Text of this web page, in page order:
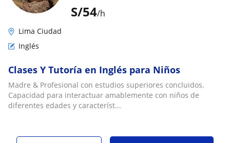
S/54/h
Lima Ciudad
Inglés
Clases Y Tutoría en Inglés para Niños
Madre & Profesional con estudios superiores concluidos.
Capacidad para interactuar amablemente con niños de
diferentes edades y característ...